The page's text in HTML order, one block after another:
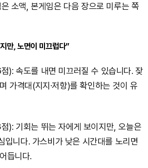
소액, 본게임은 다음 장으로 미루는 쪽
만, 노면이 미끄럽다”
): 속도를 내면 미끄러질 수 있습니다. 잦
가격대(지지·저항)를 확인하는 것이 유
): 기회는 뛰는 자에게 보이지만, 오늘은
입니다. 가스비가 낮은 시간대를 노리면
듭니다.